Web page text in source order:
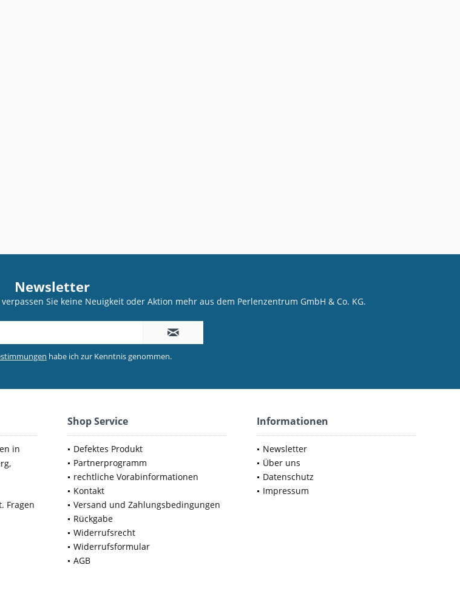
Newsletter
Sie keine Neuigkeit oder Aktion mehr aus dem Perlenzentrum GmbH & Co. KG.
habe ich zur Kenntnis genommen.
in
Fragen
Shop Service
Defektes Produkt
Partnerprogramm
rechtliche Vorabinformationen
Kontakt
Versand und Zahlungsbedingungen
Rückgabe
Widerrufsrecht
Widerrufsformular
AGB
Informationen
Newsletter
Über uns
Datenschutz
Impressum